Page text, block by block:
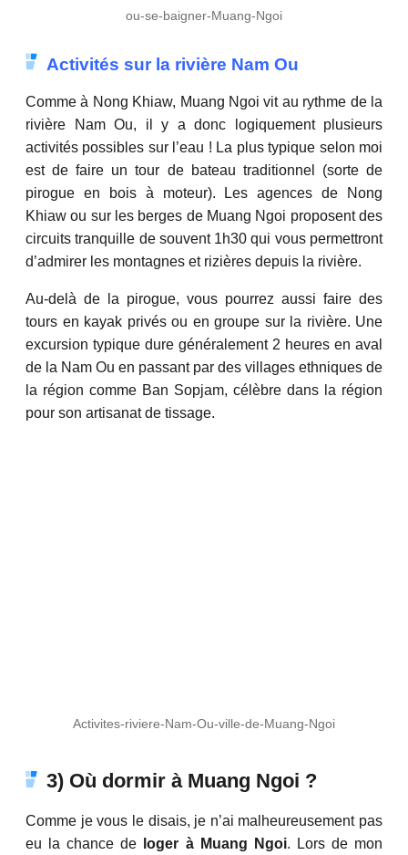
ou-se-baigner-Muang-Ngoi
Activités sur la rivière Nam Ou
Comme à Nong Khiaw, Muang Ngoi vit au rythme de la
rivière Nam Ou, il y a donc logiquement plusieurs
activités possibles sur l’eau ! La plus typique selon moi
est de faire un tour de bateau traditionnel (sorte de
pirogue en bois à moteur). Les agences de Nong
Khiaw ou sur les berges de Muang Ngoi proposent des
circuits tranquille de souvent 1h30 qui vous permettront
d’admirer les montagnes et rizières depuis la rivière.
Au-delà de la pirogue, vous pourrez aussi faire des
tours en kayak privés ou en groupe sur la rivière. Une
excursion typique dure généralement 2 heures en aval
de la Nam Ou en passant par des villages ethniques de
la région comme Ban Sopjam, célèbre dans la région
pour son artisanat de tissage.
Activites-riviere-Nam-Ou-ville-de-Muang-Ngoi
3) Où dormir à Muang Ngoi ?
Comme je vous le disais, je n’ai malheureusement pas
eu la chance de
loger à Muang Ngoi. Lors de mon